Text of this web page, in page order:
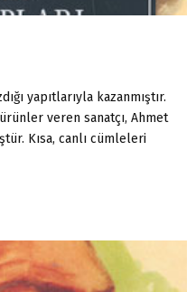
yapıtla­rıyla kazanmıştır.
veren sanatçı, Ahmet
Kısa, canlı cümleleri